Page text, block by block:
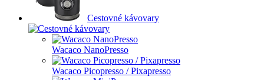
Cestovné kávovary
Wacaco NanoPresso
Wacaco Picopresso / Pixapresso